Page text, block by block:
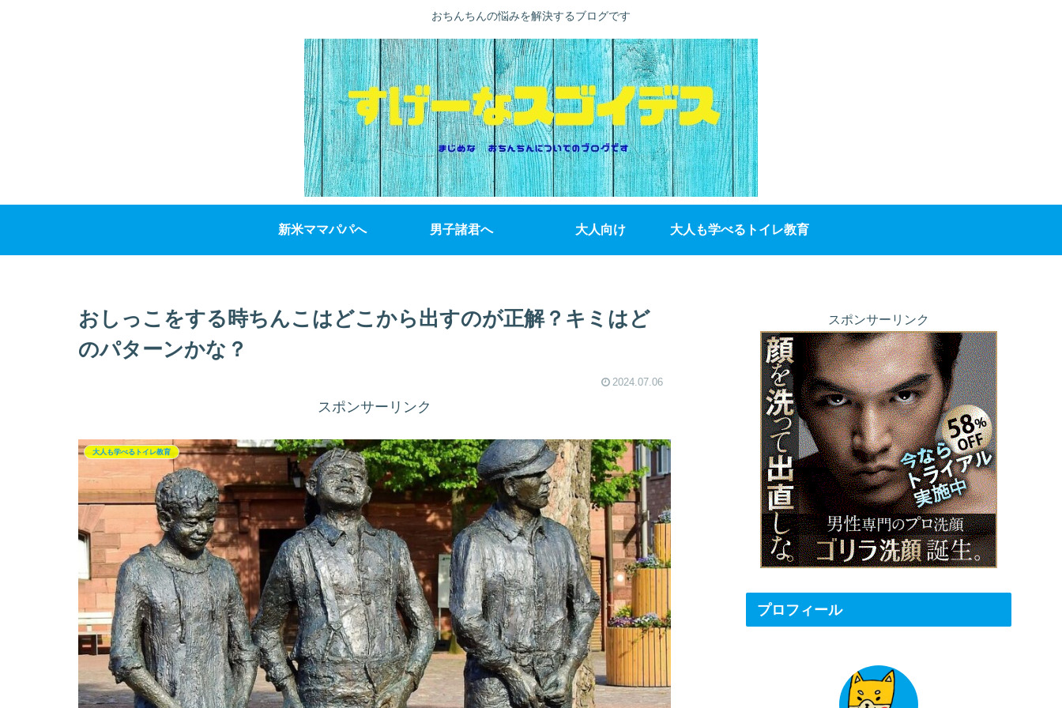
おちんちんの悩みを解決するブログです
新米ママパパへ 男子諸君へ 大人向け 大人も学べるトイレ教育
おしっこをする時ちんこはどこから出すのが正解？キミはど
のパターンかな？
2024.07.06
スポンサーリンク
大人も学べるトイレ教育
スポンサーリンク
プロフィール